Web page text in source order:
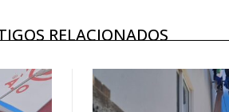
RELACIONADOS